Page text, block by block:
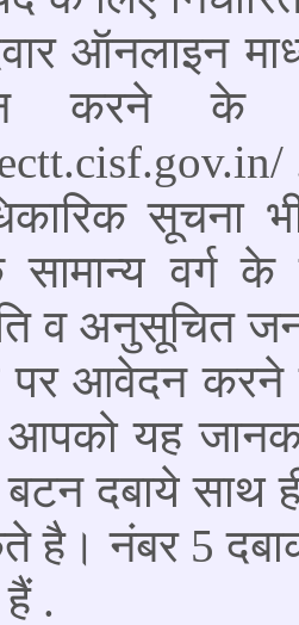
ऑनलाइन
करने के
सूचना
वर्ग के
व अनुसूचित
पर आवेदन करने
यह
दबाये साथ
नंबर 5
.